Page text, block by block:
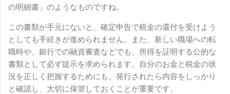
の明細書」のようなものですね。
この書類が手元にないと、確定申告で税金の還付を受けよう
としても手続きが進められません。また、新しい職場への転
職時や、銀行での融資審査などでも、所得を証明する公的な
書類として必ず提示を求められます。自分のお金と税金の状
況を正しく把握するためにも、発行されたら内容をしっかり
と確認し、大切に保管しておくことが重要です。